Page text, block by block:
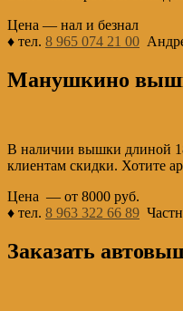
Цена — нал и безнал
♦ тел. 8 965 074 21 00
Манушкино
В наличии вышки длиной
клиентам скидки. Хотите
Цена — от 8000 руб.
♦ тел. 8 963 322 66 89
Заказать